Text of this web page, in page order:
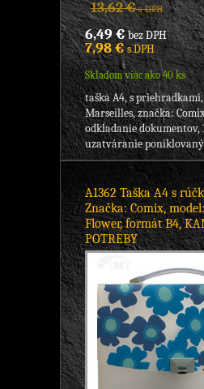
13,62 €s DPH
6,49 €bez DPH
7,98 €s DPH
Skladom viac ako 40 ks
taška A4, s
Marseilles, značka:
odkladanie dokumentov,
uzatváranie
A1362 Taška A4 s
Značka: Comix,
Flower, formát B4,
POTREBY